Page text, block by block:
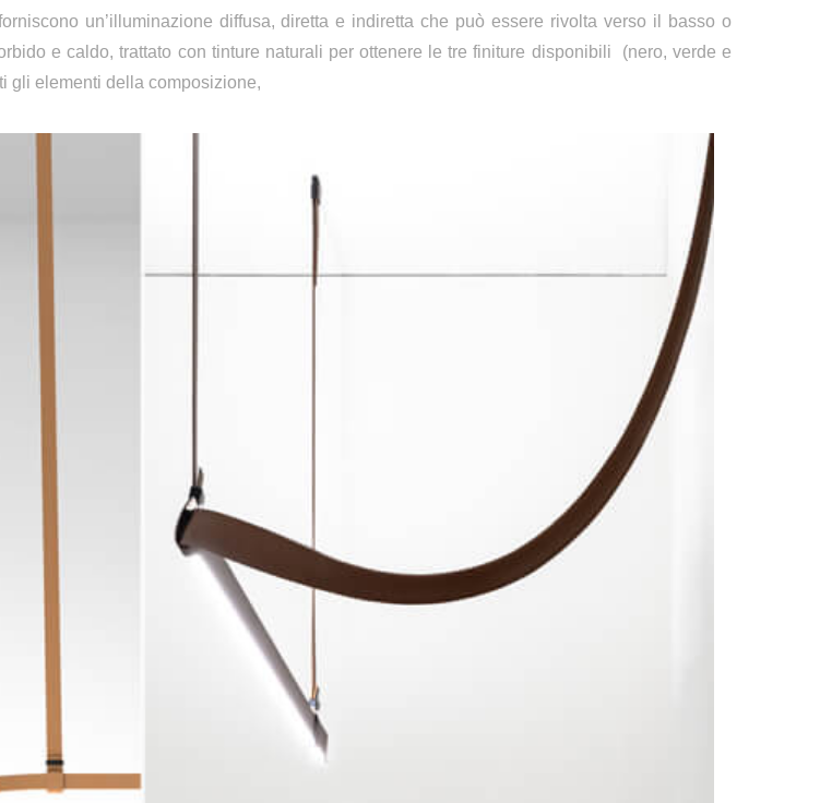
un’illuminazione diffusa, diretta e indiretta che può essere rivolta verso il basso o
e caldo, trattato con tinture naturali per ottenere le tre finiture disponibili (nero, verde e
gli elementi della composizione,